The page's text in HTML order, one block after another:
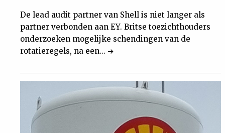
De lead audit partner van Shell is niet langer als
partner verbonden aan EY. Britse toezichthouders
onderzoeken mogelijke schendingen van de
rotatieregels, na een...